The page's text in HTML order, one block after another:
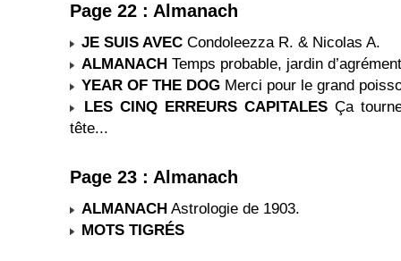
Page 22 : Almanach
JE SUIS AVEC Condoleezza R. & Nicolas A.
ALMANACH Temps probable, jardin
YEAR OF THE DOG Merci pour le grand
LES CINQ ERREURS CAPITALES Ça
tête...
Page 23 : Almanach
ALMANACH Astrologie de 1903.
MOTS TIGRÉS